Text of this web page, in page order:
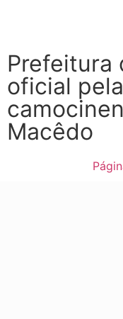
Prefeitura
oficial
Macêdo